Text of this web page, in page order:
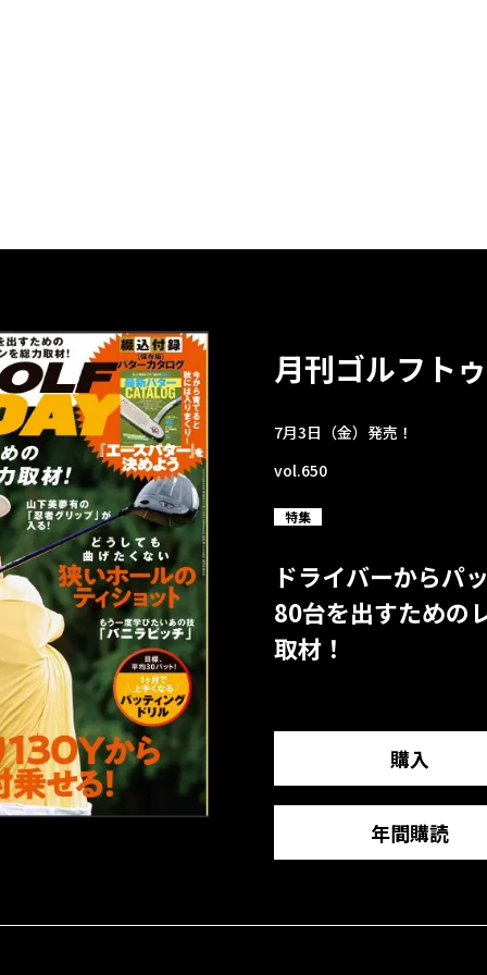
月刊ゴルフト
7月3日（金）発売！
vol.650
特集
ドライバーからパ
80台を出すための
取材！
購入
年間購読